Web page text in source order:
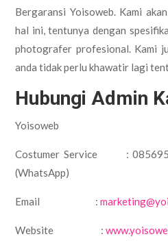
Bergaransi Yoisoweb. Kami
hal ini, tentunya dengan
photografer profesional. Kami
anda tidak perlu khawatir lagi
Hubungi Admin
Yoisoweb
Costumer Service :
(WhatsApp)
Email :
Website :